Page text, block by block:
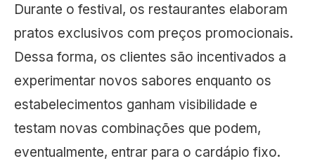
Durante o festival, os restaurantes elaboram
pratos exclusivos com preços promocionais.
Dessa forma, os clientes são incentivados a
experimentar novos sabores enquanto os
estabelecimentos ganham visibilidade e
testam novas combinações que podem,
eventualmente, entrar para o cardápio fixo.